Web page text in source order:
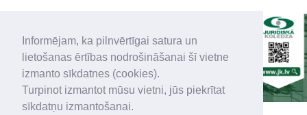
Informējam, ka pilnvērtīgai satura un
lietošanas ērtības nodrošināšanai šī vietne
izmanto sīkdatnes (cookies).
Turpinot izmantot mūsu vietni, jūs piekrītat
sīkdatņu izmantošanai.